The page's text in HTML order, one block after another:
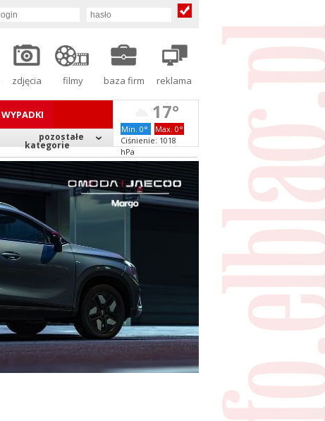
zdjęcia filmy baza firm reklama
WYPADKI
pozostałe
kategorie
17°
Min. 0°
Max. 0°
Ciśnienie: 1018
hPa